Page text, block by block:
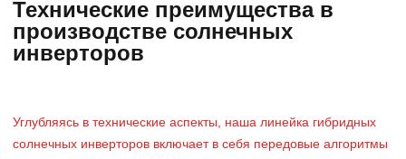
Технические преимущества в
производстве солнечных
инверторов
Углубляясь в технические аспекты, наша линейка гибридных
солнечных инверторов включает в себя передовые алгоритмы